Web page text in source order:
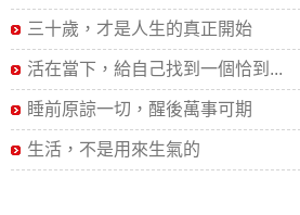
三十歲，才是人生的真正開始
活在當下，給自己找到一個恰到...
睡前原諒一切，醒後萬事可期
生活，不是用來生氣的